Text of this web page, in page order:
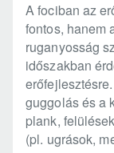
A fociban az
fontos, hanem
ruganyosság
időszakban
guggolás és a
plank,
(pl. ugrások,